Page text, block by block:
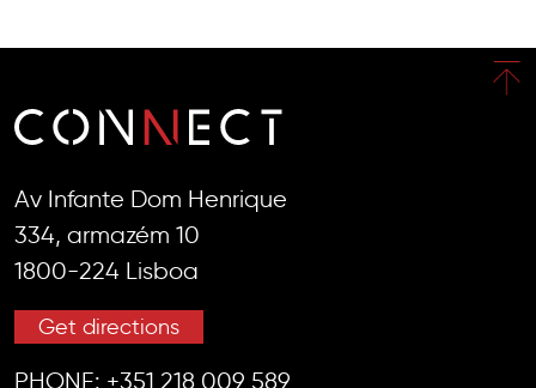
Av Infante Dom Henrique
334, armazém 10
1800-224 Lisboa
Get directions
PHONE: +351 218 009 589